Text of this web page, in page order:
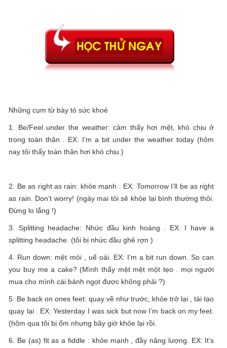
Những cụm từ bày tỏ sức khoẻ
1. Be/Feel under the weather: cảm thấy hơi mệt, khó chịu ở
trong toàn thân . EX: I’m a bit under the weather today (hôm
nay tôi thấy toàn thân hơi khó chịu.)
2. Be as right as rain: khỏe mạnh . EX: Tomorrow I’ll be as right
as rain. Don’t worry! (ngày mai tôi sẽ khỏe lại bình thường thôi.
Đừng lo lắng !)
3. Splitting headache: Nhức đầu kinh hoàng . EX: I have a
splitting headache. (tôi bị nhức đầu ghê rợn )
4. Run down: mệt mỏi , uể oải. EX: I’m a bit run down. So can
you buy me a cake? (Mình thấy mệt mệt một tẹo . mọi người
mua cho mình cái bánh ngọt được không phải ?)
5. Be back on ones feet: quay về như trước, khỏe trở lại , tái tạo
quay lại . EX: Yesterday I was sick but now I’m back on my feet.
(hôm qua tôi bị ốm nhưng bây giờ khỏe lại rồi.
6. Be (as) fit as a fiddle : khỏe mạnh , đầy năng lượng. EX: It’s